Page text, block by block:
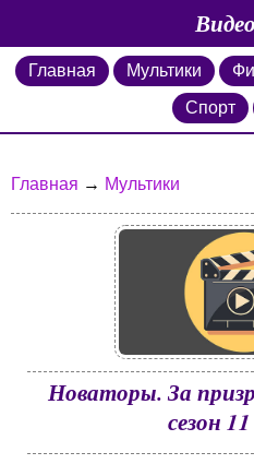
Главная Мультики
Спорт
Главная → Мультики
Новаторы. За
сезон